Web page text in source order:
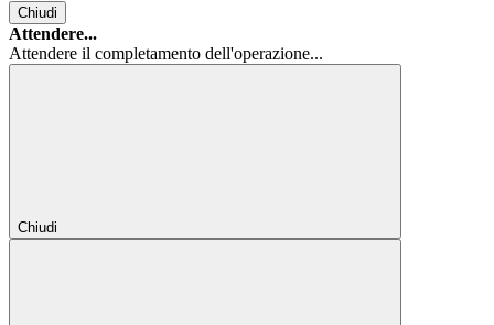
Chiudi
Attendere...
Attendere il completamento dell'operazione...
Chiudi